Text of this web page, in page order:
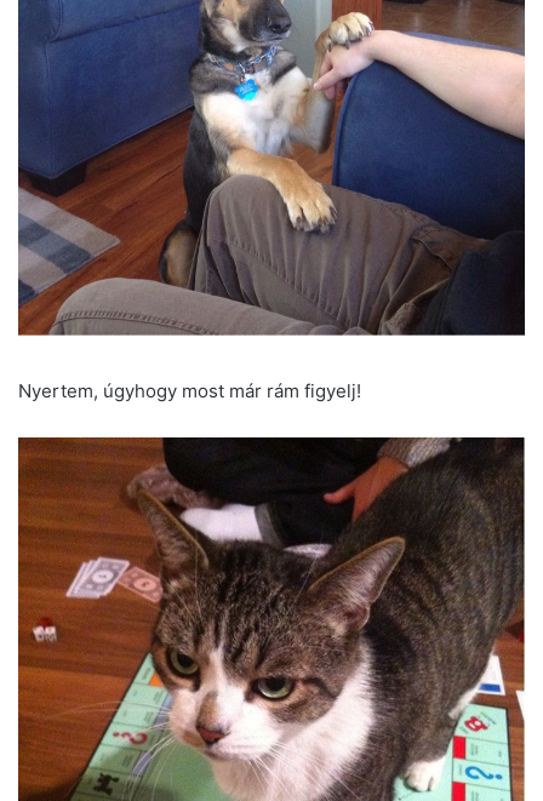
Nyertem, úgyhogy most már rám figyelj!